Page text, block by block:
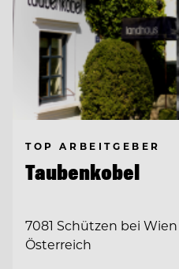
TOP ARBEITGEBER
Taubenkobel
7081 Schützen bei
Österreich